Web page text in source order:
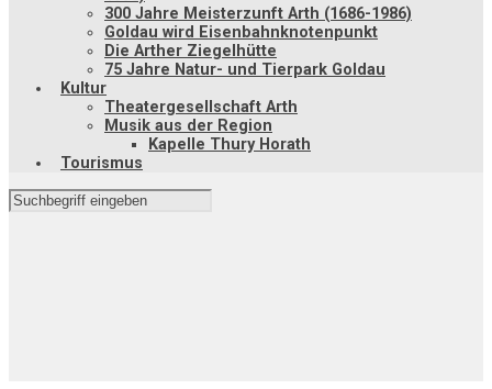
300 Jahre Meisterzunft Arth (1686-1986)
Goldau wird Eisenbahnknotenpunkt
Die Arther Ziegelhütte
75 Jahre Natur- und Tierpark Goldau
Kultur
Theatergesellschaft Arth
Musik aus der Region
Kapelle Thury Horath
Tourismus